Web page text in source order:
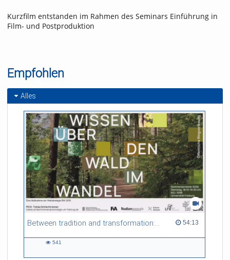
Kurzfilm entstanden im Rahmen des Seminars Einführung in
Film- und Postproduktion
Empfohlen
Alles
Between tradition and transformation: how owners, advisers and institutions co-create knowledge for resilient forests in Europe 54:13
54:13 duration
541